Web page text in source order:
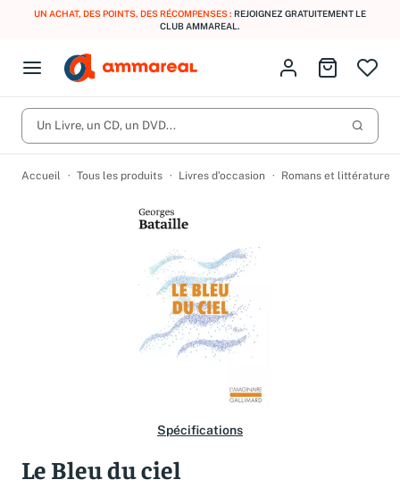
UN ACHAT, DES POINTS, DES RÉCOMPENSES : REJOIGNEZ GRATUITEMENT LE
CLUB AMMAREAL.
Open menu
Fermer le menu
CD d'occasion
Produits Catégories
Vous n'avez pas trouvé l'article que vous cherchiez ?
Activez les notifications dans votre compte pour être alerté dès
qu'il est en stock.
Créer une alerte
Identifiez-vous
Aller au
Un Livre, un CD, un DVD...
Accueil Tous les produits Livres d’occasion Romans et littérature
Spécifications
Le Bleu du ciel